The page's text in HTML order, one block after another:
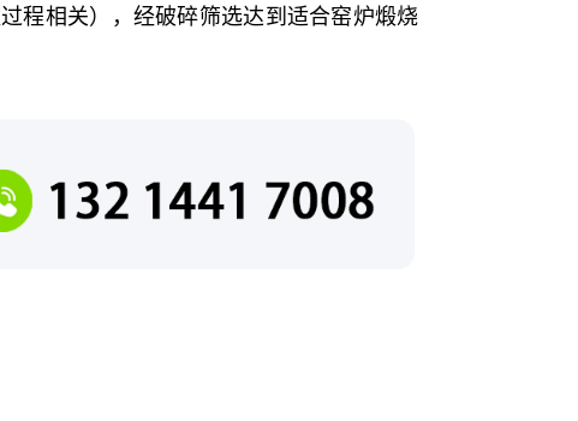
程相关），经破碎筛选达到适合窑炉煅烧